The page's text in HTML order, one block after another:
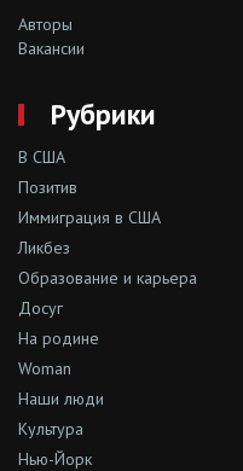
Авторы
Вакансии
Рубрики
В США
Позитив
Иммиграция в США
Ликбез
Образование и карьера
Досуг
На родине
Woman
Наши люди
Культура
Нью-Йорк